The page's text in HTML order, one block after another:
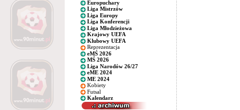
Europuchary
Liga Mistrzów
Liga Europy
Liga Konferencji
Liga Młodzieżowa
Krajowy UEFA
Klubowy UEFA
Reprezentacja
eMŚ 2026
MŚ 2026
Liga Narodów 26/27
eME 2024
ME 2024
Kobiety
Futsal
Kalendarz